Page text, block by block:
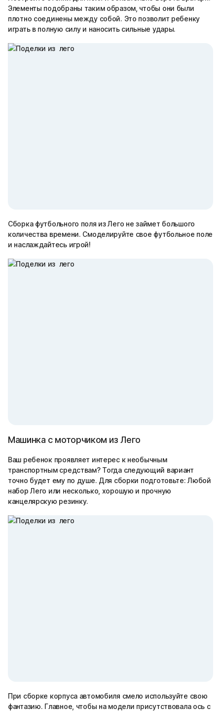
Элементы подобраны таким образом, чтобы они были
плотно соединены между собой. Это позволит ребенку
играть в полную силу и наносить сильные удары.
Сборка футбольного поля из Лего не займет большого
количества времени. Смоделируйте свое футбольное поле
и наслаждайтесь игрой!
Машинка с моторчиком из Лего
Ваш ребенок проявляет интерес к необычным
транспортным средствам? Тогда следующий вариант
точно будет ему по душе. Для сборки подготовьте: Любой
набор Лего или несколько, хорошую и прочную
канцелярскую резинку.
При сборке корпуса автомобиля смело используйте свою
фантазию. Главное, чтобы на модели присутствовала ось с